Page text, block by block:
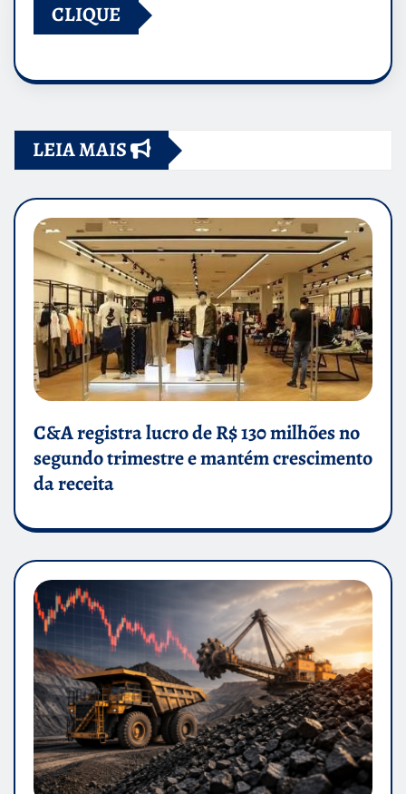
CLIQUE
LEIA MAIS
C&A registra lucro de R$ 130 milhões no
segundo trimestre e mantém crescimento
da receita